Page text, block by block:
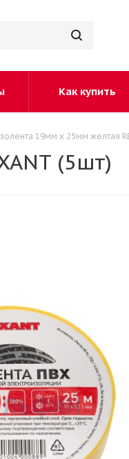
Как купить
19мм х 25мм желтая
(5шт)